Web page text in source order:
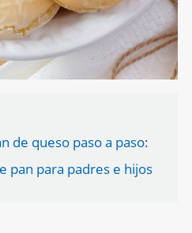
de queso paso a paso:
pan para padres e hijos